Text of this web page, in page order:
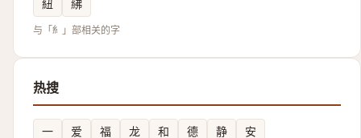
紐
紼
与「糹」部相关的字
热搜
一 爱 福 龙 和 德 静 安